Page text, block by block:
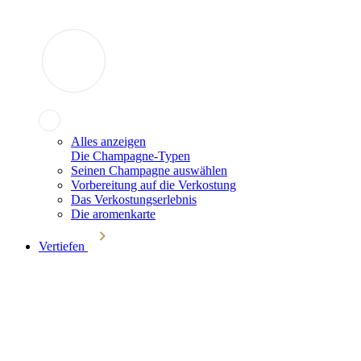
Alles anzeigen
Die Champagne-Typen
Seinen Champagne auswählen
Vorbereitung auf die Verkostung
Das Verkostungserlebnis
Die aromenkarte
Vertiefen